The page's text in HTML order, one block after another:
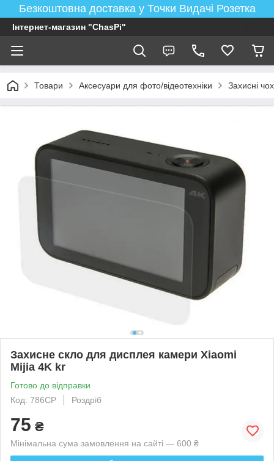
Безкоштовна доставка у Точки Видачі Розетка
Інтернет-магазин "ChasPi"
Товари Аксесуари для фото/відеотехніки Захисні
Захисне скло для дисплея камери Xiaomi
Mijia 4K kr
Готово до відправки
Код: 786CP
Роздріб
75 ₴
Мінімальна сума замовлення на сайті — 600 ₴